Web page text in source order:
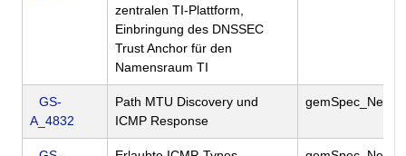
zentralen TI-Plattform,
Einbringung des DNSSEC
Trust Anchor für den
Namensraum TI
GS-
A_4832
Path MTU Discovery und
ICMP Response
gemSpec_Net